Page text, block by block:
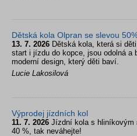
Dětská kola Olpran se slevou
13. 7. 2026 Dětská kola, která si
start i jízdu do kopce, jsou odolná a
moderní design, který děti baví.
Lucie Lakosilová
Výprodej jízdních kol
11. 7. 2026 Jízdní kola s hliníkovým
40 %, tak neváhejte!